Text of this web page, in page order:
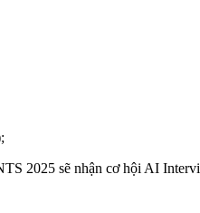
2025 sẽ nhận cơ hội AI